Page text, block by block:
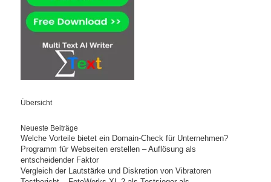
Übersicht
Neueste Beiträge
Welche Vorteile bietet ein Domain-Check für Unternehmen?
Programm für Webseiten erstellen – Auflösung als
entscheidender Faktor
Vergleich der Lautstärke und Diskretion von Vibratoren